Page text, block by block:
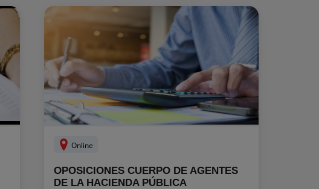
Online
OPOSICIONES CUERPO DE AGENTES
DE LA HACIENDA PÚBLICA